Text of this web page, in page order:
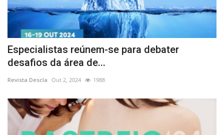
Especialistas reúnem-se para debater
desafios da área de...
Revista Descla Out 2, 2024 1988